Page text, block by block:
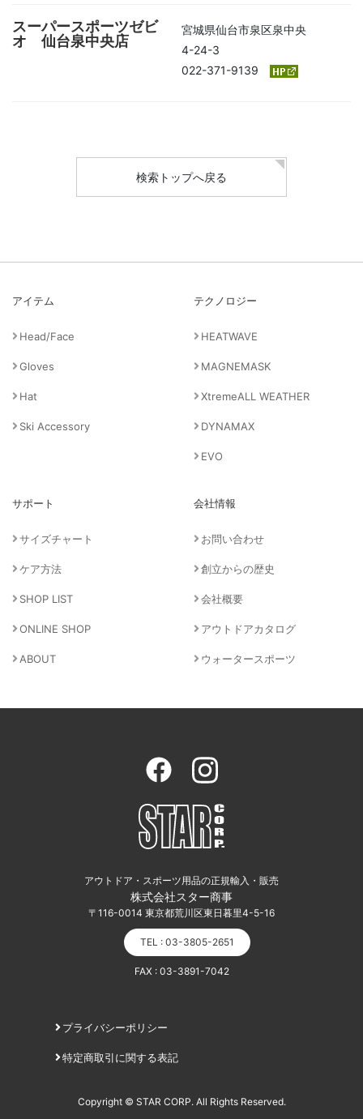
スーパースポーツゼビ
オ 仙台泉中央店
宮城県仙台市泉区泉中央
4-24-3
022-371-9139
検索トップへ戻る
アイテム
Head/Face
Gloves
Hat
Ski Accessory
テクノロジー
HEATWAVE
MAGNEMASK
XtremeALL WEATHER
DYNAMAX
EVO
サポート
サイズチャート
ケア方法
SHOP LIST
ONLINE SHOP
ABOUT
会社情報
お問い合わせ
創立からの歴史
会社概要
アウトドアカタログ
ウォータースポーツ
アウトドア・スポーツ用品の正規輸入・販売
株式会社スター商事
〒116-0014 東京都荒川区東日暮里4-5-16
TEL : 03-3805-2651
FAX : 03-3891-7042
プライバシーポリシー
特定商取引に関する表記
Copyright © STAR CORP. All Rights Reserved.